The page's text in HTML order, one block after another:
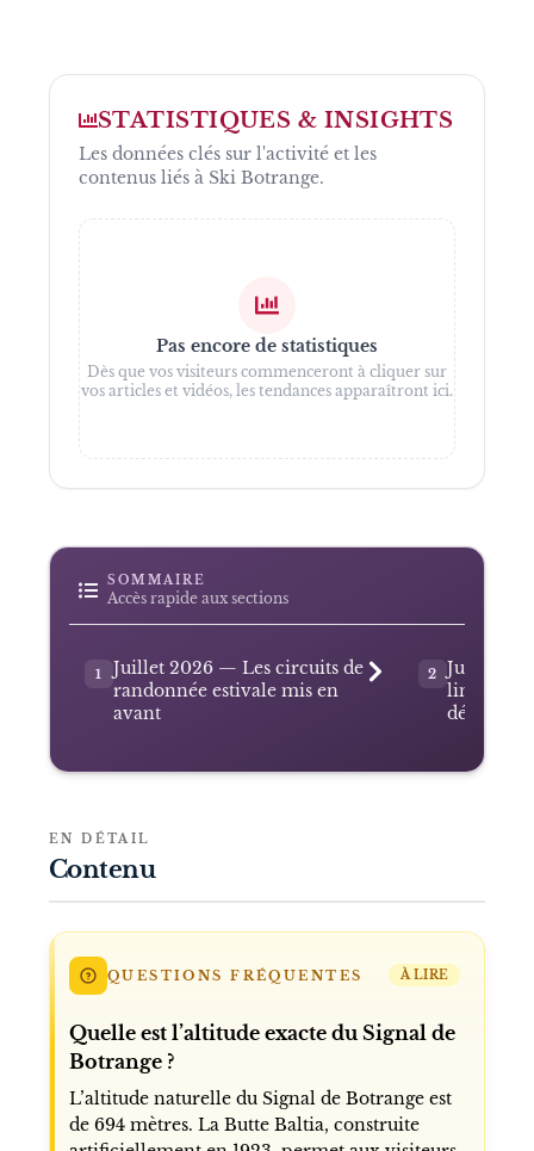
STATISTIQUES & INSIGHTS
Les données clés sur l'activité et les
contenus liés à Ski Botrange.
Pas encore de statistiques
Dès que vos visiteurs commenceront à cliquer sur
vos articles et vidéos, les tendances apparaîtront ici.
SOMMAIRE
Accès rapide aux sections
1
Juillet 2026 — Les circuits de
randonnée estivale mis en
avant
2
Juin
EN DÉTAIL
Contenu
QUESTIONS FRÉQUENTES À LIRE
Quelle est l’altitude exacte du Signal de
Botrange ?
L’altitude naturelle du Signal de Botrange est
de 694 mètres. La Butte Baltia, construite